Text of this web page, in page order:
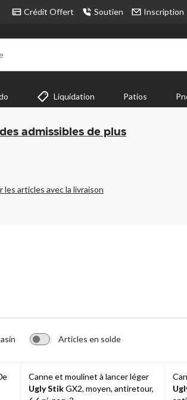
Crédit Offert Soutien Inscription
Liquidation Patios
admissibles de plus
les articles avec la livraison
Articles en solde
Canne et moulinet à lancer léger
Ugly StikGX2, moyen, antiretour,